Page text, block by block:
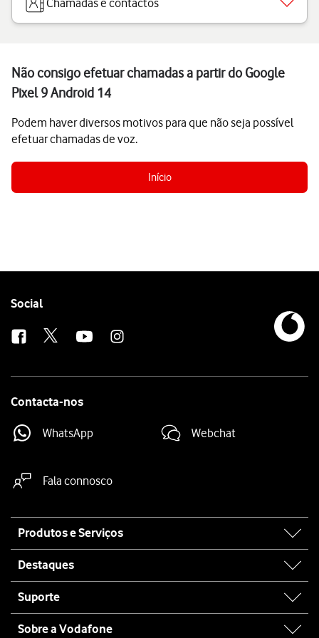
Chamadas e contactos
Não consigo efetuar chamadas a partir do Google
Pixel 9 Android 14
Podem haver diversos motivos para que não seja possível
efetuar chamadas de voz.
Início
Follow
Social
Contacta-nos
WhatsApp Webchat
Fala connosco
map
Produtos e Serviços
Destaques
Suporte
Sobre a Vodafone